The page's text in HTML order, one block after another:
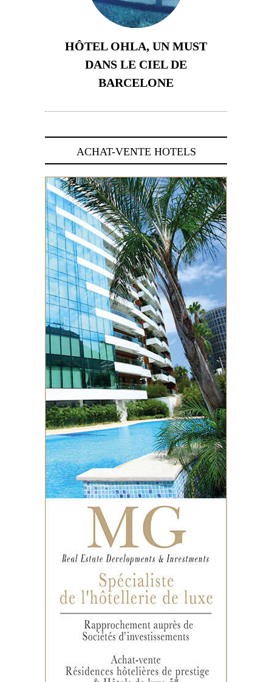
HÔTEL OHLA, UN MUST
DANS LE CIEL DE
BARCELONE
ACHAT-VENTE HOTELS